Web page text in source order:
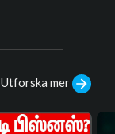
Utforska mer